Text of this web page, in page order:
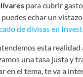
para cubrir
echar un
de divisas en
esta realidad
una tasa justa y
en el tema, te va a